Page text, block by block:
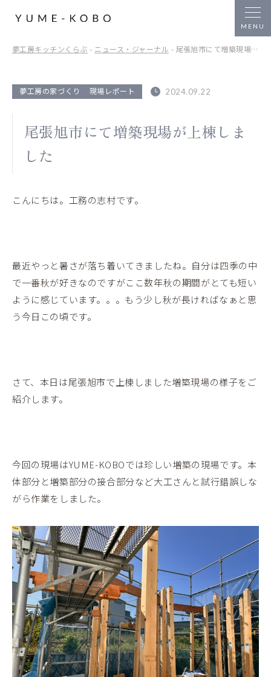
夢工房キッチンくらぶ - ニュース・ジャーナル - 尾張旭市にて増築現場が上棟しました
夢工房の家づくり 現場レポート 2024.09.22
尾張旭市にて増築現場が上棟しま
した
こんにちは。工務の志村です。
最近やっと暑さが落ち着いてきましたね。自分は四季の中
で一番秋が好きなのですがここ数年秋の期間がとても短い
ように感じています。。。もう少し秋が長ければなぁと思
う今日この頃です。
さて、本日は尾張旭市で上棟しました増築現場の様子をご
紹介します。
今回の現場はYUME-KOBOでは珍しい増築の現場です。本
体部分と増築部分の接合部分など大工さんと試行錯誤しな
がら作業をしました。